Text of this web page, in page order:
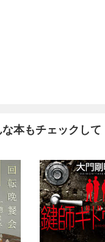
本もチェックして